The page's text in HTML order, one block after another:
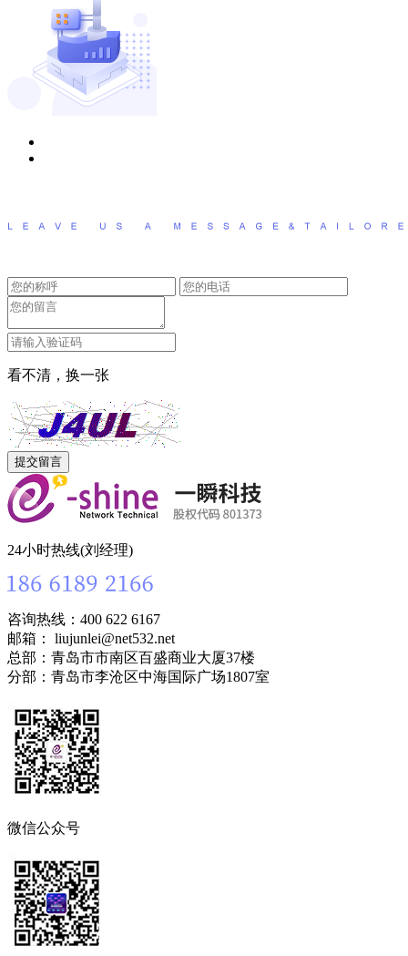
看不清，换一张
24小时热线(刘经理)
咨询热线：400 622 6167
邮箱： liujunlei@net532.net
总部：青岛市市南区百盛商业大厦37楼
分部：青岛市李沧区中海国际广场1807室
微信公众号